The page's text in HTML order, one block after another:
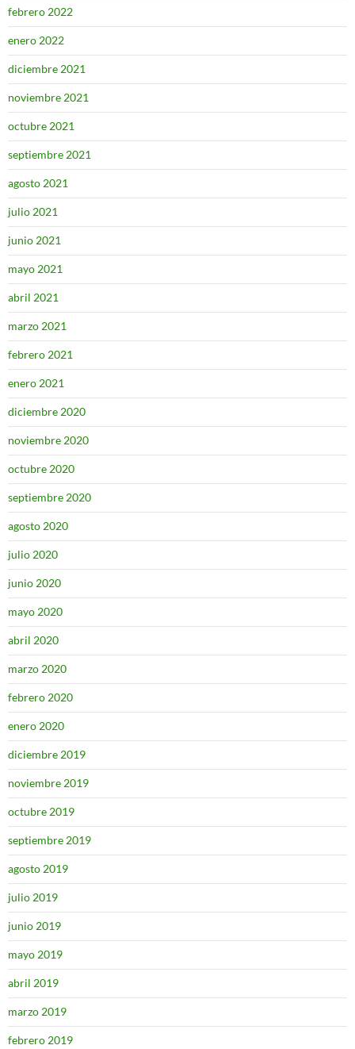
febrero 2022
enero 2022
diciembre 2021
noviembre 2021
octubre 2021
septiembre 2021
agosto 2021
julio 2021
junio 2021
mayo 2021
abril 2021
marzo 2021
febrero 2021
enero 2021
diciembre 2020
noviembre 2020
octubre 2020
septiembre 2020
agosto 2020
julio 2020
junio 2020
mayo 2020
abril 2020
marzo 2020
febrero 2020
enero 2020
diciembre 2019
noviembre 2019
octubre 2019
septiembre 2019
agosto 2019
julio 2019
junio 2019
mayo 2019
abril 2019
marzo 2019
febrero 2019